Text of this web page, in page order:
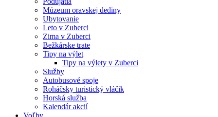
Múzeum oravskej dediny
Ubytovanie
Leto v Zuberci
Zima v Zuberci
Bežkárske trate
Tipy na výlet
Tipy na výlety v Zuberci
Služby
Autobusové spoje
Roháčsky turistický vláčik
Horská služba
Kalendár akcií
Voľby